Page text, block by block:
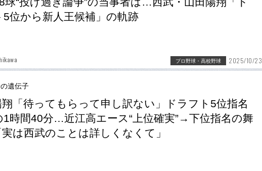
5位から新人王候補」の軌跡
プロ野球・高校野球 2025/10/23
遺伝子
翔「待ってもらって申し訳ない」ドラフト5位指名
1時間40分…近江高エース“上位確実”→下位指名の舞
実は西武のことは詳しくなくて」